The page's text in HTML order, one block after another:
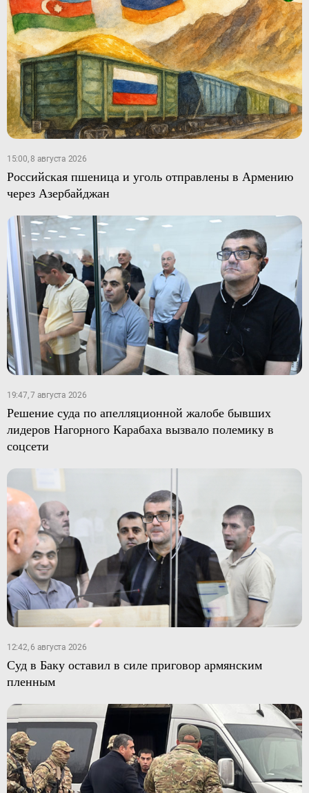
15:00, 8 августа 2026
Российская пшеница и уголь отправлены в Армению
через Азербайджан
19:47, 7 августа 2026
Решение суда по апелляционной жалобе бывших
лидеров Нагорного Карабаха вызвало полемику в
соцсети
12:42, 6 августа 2026
Суд в Баку оставил в силе приговор армянским
пленным